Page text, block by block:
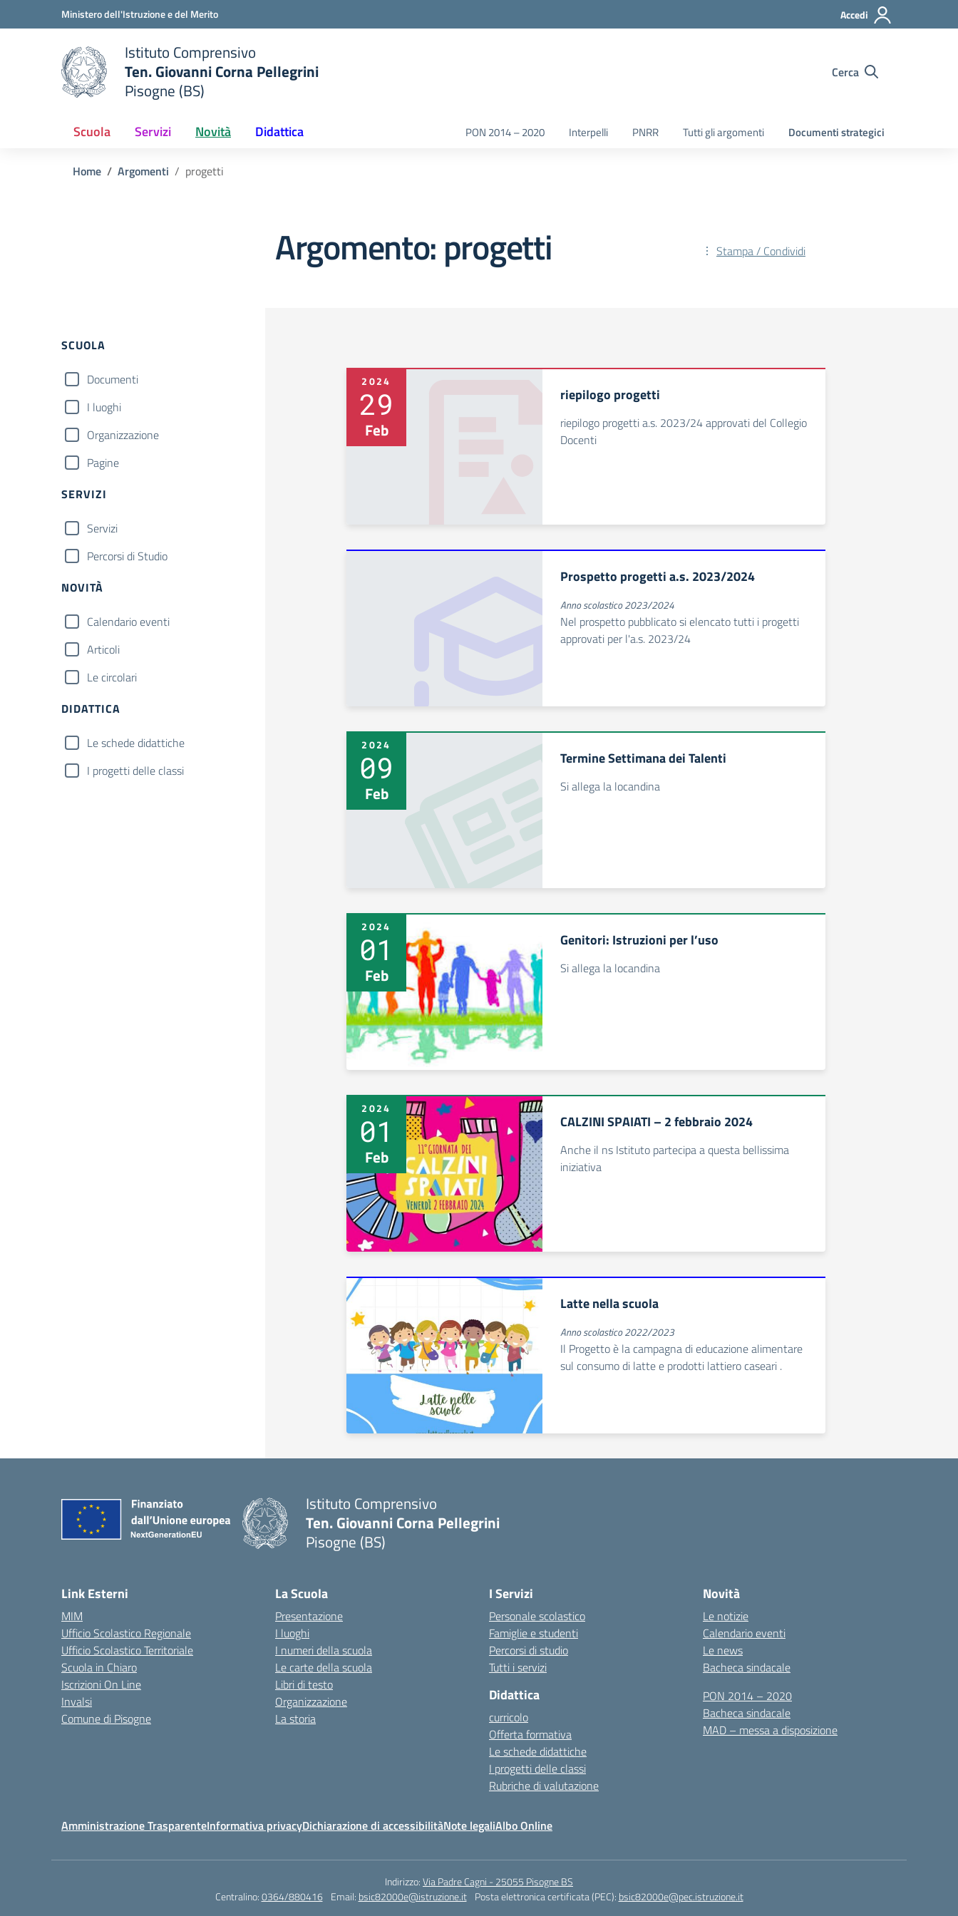
Vai ai contenuti
Vai al menu di navigazioneMinistero dell'Istruzione e del Merito Accedi
scuola
Istituto Comprensivo
Ten. Giovanni Corna Pellegrini
Pisogne (BS)
Cerca
Scuola Servizi Novità Didattica PON 2014 – 2020 Interpelli PNRR Tutti gli argomenti Documenti strategici
Home Argomenti progetti
Argomento: progetti Stampa / Condividi
Filtri
SCUOLA
Documenti
I luoghi
Organizzazione
Pagine
SERVIZI
Servizi
Percorsi di Studio
NOVITÀ
Calendario eventi
Articoli
Le circolari
DIDATTICA
Le schede didattiche
I progetti delle classi
2024
29
Feb
riepilogo progetti
riepilogo progetti a.s. 2023/24 approvati del Collegio
Docenti
Prospetto progetti a.s. 2023/2024
Anno scolastico 2023/2024
Nel prospetto pubblicato si elencato tutti i progetti
approvati per l'a.s. 2023/24
2024
09
Feb
Termine Settimana dei Talenti
Si allega la locandina
2024
01
Feb
Genitori: Istruzioni per l’uso
Si allega la locandina
2024
01
Feb
CALZINI SPAIATI – 2 febbraio 2024
Anche il ns Istituto partecipa a questa bellissima
iniziativa
Latte nella scuola
Anno scolastico 2022/2023
Il Progetto è la campagna di educazione alimentare
sul consumo di latte e prodotti lattiero caseari .
Istituto Comprensivo
Ten. Giovanni Corna Pellegrini
Pisogne (BS)
Link Esterni
MIM
Ufficio Scolastico Regionale
Ufficio Scolastico Territoriale
Scuola in Chiaro
Iscrizioni On Line
Invalsi
Comune di Pisogne
La Scuola
Presentazione
I luoghi
I numeri della scuola
Le carte della scuola
Libri di testo
Organizzazione
La storia
I Servizi
Personale scolastico
Famiglie e studenti
Percorsi di studio
Tutti i servizi
Didattica
curricolo
Offerta formativa
Le schede didattiche
I progetti delle classi
Rubriche di valutazione
Novità
Le notizie
Calendario eventi
Le news
Bacheca sindacale
PON 2014 – 2020
Bacheca sindacale
MAD – messa a disposizione
Amministrazione TrasparenteInformativa privacyDichiarazione di accessibilitàNote legaliAlbo Online
Indirizzo:Via Padre Cagni - 25055 Pisogne BS
Centralino:0364/880416 Email: bsic82000e@istruzione.it Posta elettronica certificata (PEC): bsic82000e@pec.istruzione.it